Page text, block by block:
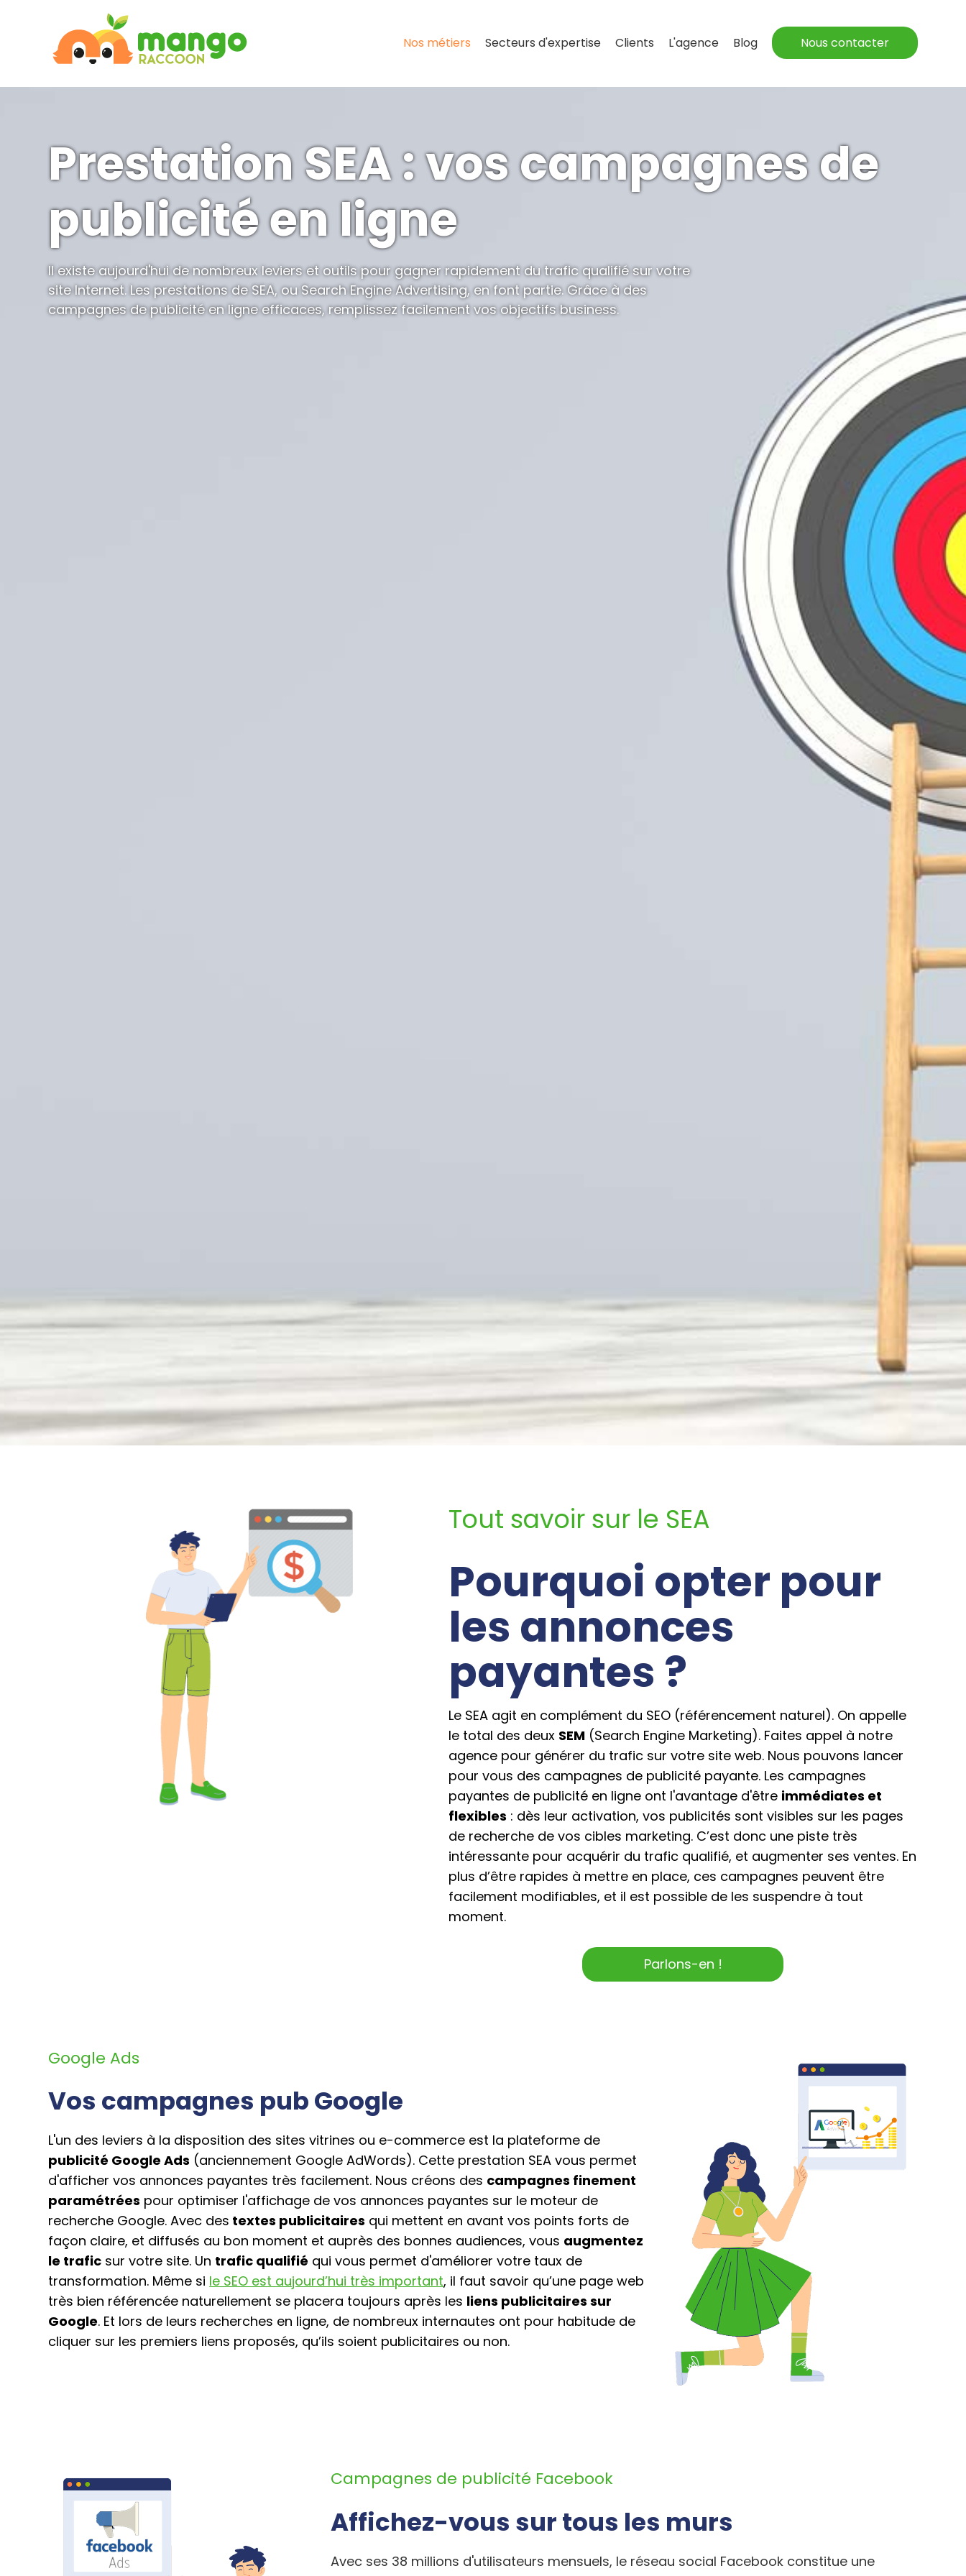
Nos métiers Secteurs d'expertise Clients L'agence Blog Nous contacter
Prestation SEA : vos campagnes de
publicité en ligne
Il existe aujourd'hui de nombreux leviers et outils pour gagner rapidement du trafic qualifié sur votre
site Internet. Les prestations de SEA, ou Search Engine Advertising, en font partie. Grâce à des
campagnes de publicité en ligne efficaces, remplissez facilement vos objectifs business.
Tout savoir sur le SEA
Pourquoi opter pour
les annonces
payantes ?
Le SEA agit en complément du SEO (référencement naturel). On appelle
le total des deux SEM(Search Engine Marketing). Faites appel à notre
agence pour générer du trafic sur votre site web. Nous pouvons lancer
pour vous des campagnes de publicité payante. Les campagnes
payantes de publicité en ligne ont l'avantage d'être immédiates et
flexibles : dès leur activation, vos publicités sont visibles sur les pages
de recherche de vos cibles marketing. C’est donc une piste très
intéressante pour acquérir du trafic qualifié, et augmenter ses ventes. En
plus d’être rapides à mettre en place, ces campagnes peuvent être
facilement modifiables, et il est possible de les suspendre à tout
moment.
Parlons-en !
Google Ads
Vos campagnes pub Google
L'un des leviers à la disposition des sites vitrines ou e-commerce est la plateforme de
publicité Google Ads (anciennement Google AdWords). Cette prestation SEA vous permet
d'afficher vos annonces payantes très facilement. Nous créons des campagnes finement
paramétrées pour optimiser l'affichage de vos annonces payantes sur le moteur de
recherche Google. Avec des textes publicitaires qui mettent en avant vos points forts de
façon claire, et diffusés au bon moment et auprès des bonnes audiences, vous augmentez
le trafic sur votre site. Un trafic qualifié qui vous permet d'améliorer votre taux de
transformation. Même si le SEO est aujourd’hui très important, il faut savoir qu’une page web
très bien référencée naturellement se placera toujours après les liens publicitaires sur
Google. Et lors de leurs recherches en ligne, de nombreux internautes ont pour habitude de
cliquer sur les premiers liens proposés, qu’ils soient publicitaires ou non.
Campagnes de publicité Facebook
Affichez-vous sur tous les murs
Avec ses 38 millions d'utilisateurs mensuels, le réseau social Facebook constitue une